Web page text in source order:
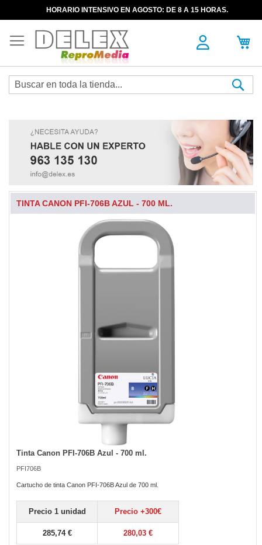
HORARIO INTENSIVO EN AGOSTO: DE 8 A 15 HORAS.
TINTA CANON PFI-706B AZUL - 700 ML.
Tinta Canon PFI-706B Azul - 700 ml.
PFI706B
Cartucho de tinta Canon PFI-706B Azul de 700 ml.
Precio 1 unidad Precio +300€
285,74 € 280,03 €
Skip
the
beginning
the
images
gallery